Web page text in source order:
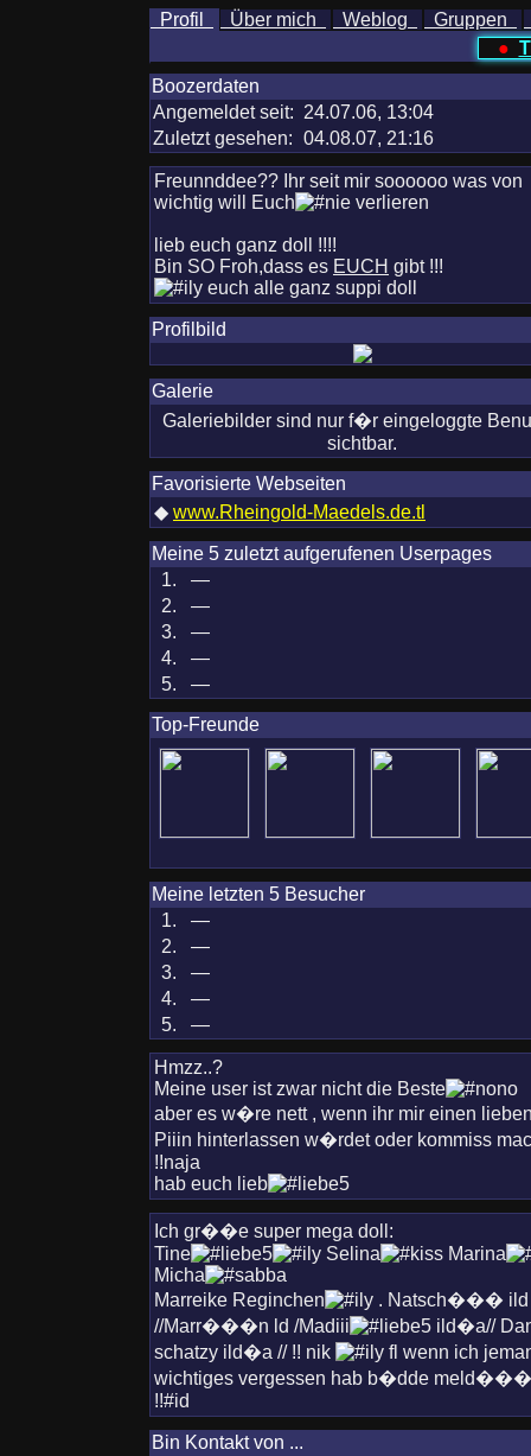
Profil Über mich Weblog Gruppen
●
Boozerdaten
Angemeldet seit: 24.07.06, 13:04
Zuletzt gesehen: 04.08.07, 21:16
Freunnddee?? Ihr seit mir soooooo was von
wichtig will Euch
verlieren
lieb euch ganz doll !!!!
Bin SO Froh,dass es EUCH gibt !!!
euch alle ganz suppi doll
Profilbild
Galerie
Galeriebilder sind nur f�r eingeloggte
sichtbar.
Favorisierte Webseiten
◆ www.Rheingold-Maedels.de.tl
Meine 5 zuletzt aufgerufenen Userpages
1.
—
2.
—
3.
—
4.
—
5.
—
Top-Freunde
Meine letzten 5 Besucher
1.
—
2.
—
3.
—
4.
—
5.
—
Hmzz..?
Meine user ist zwar nicht die Beste
aber es w�re nett , wenn ihr mir einen
Piiin hinterlassen w�rdet oder kommiss
!!naja
hab euch lieb
Ich gr��e super mega doll:
Tine
Selina
Marina
Micha
Marreike Reginchen
. Natsch��� ild
//Marr���n ld /Madiii
ild�a//
schatzy ild�a // !! nik
fl wenn ich
wichtiges vergessen hab b�dde
!!#id
Bin Kontakt von ...